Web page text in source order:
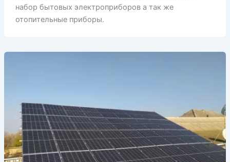
набор бытовых электроприборов а так же
отопительные приборы.